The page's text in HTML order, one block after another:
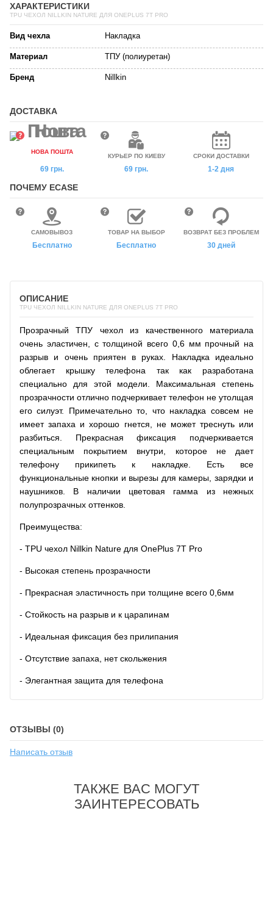
ХАРАКТЕРИСТИКИ
TPU ЧЕХОЛ NILLKIN NATURE ДЛЯ ONEPLUS 7T PRO
Вид чехла Накладка
Материал ТПУ (полиуретан)
Бренд Nillkin
ДОСТАВКА
НОВА ПОШТА
69 грн.
КУРЬЕР ПО КИЕВУ
69 грн.
СРОКИ ДОСТАВКИ
1-2 дня
ПОЧЕМУ ECASE
САМОВЫВОЗ
Бесплатно
ТОВАР НА ВЫБОР
Бесплатно
ВОЗВРАТ БЕЗ ПРОБЛЕМ
30 дней
ОПИСАНИЕ
TPU ЧЕХОЛ NILLKIN NATURE ДЛЯ ONEPLUS 7T PRO
Прозрачный ТПУ чехол из качественного материала
очень эластичен, с толщиной всего 0,6 мм прочный на
разрыв и очень приятен в руках. Накладка идеально
облегает крышку телефона так как разработана
специально для этой модели. Максимальная степень
прозрачности отлично подчеркивает телефон не утолщая
его силуэт. Примечательно то, что накладка совсем не
имеет запаха и хорошо гнется, не может треснуть или
разбиться. Прекрасная фиксация подчеркивается
специальным покрытием внутри, которое не дает
телефону прикипеть к накладке. Есть все
функциональные кнопки и вырезы для камеры, зарядки и
наушников. В наличии цветовая гамма из нежных
полупрозрачных оттенков.
Преимущества:
- TPU чехол Nillkin Nature для OnePlus 7T Pro
- Высокая степень прозрачности
- Прекрасная эластичность при толщине всего 0,6мм
- Стойкость на разрыв и к царапинам
- Идеальная фиксация без прилипания
- Отсутствие запаха, нет скольжения
- Элегантная защита для телефона
ОТЗЫВЫ (0)
Написать отзыв
ТАКЖЕ ВАС МОГУТ
ЗАИНТЕРЕСОВАТЬ